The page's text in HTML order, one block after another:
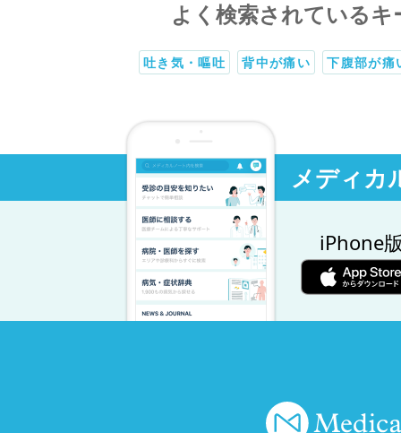
よく検索されているキ
吐き気・嘔吐 背中が痛い 下腹部が痛
メディカ
iPhone